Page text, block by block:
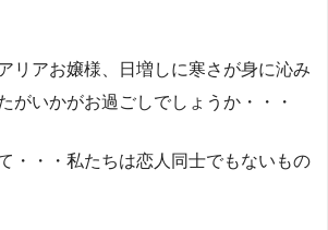
リアお嬢様、日増しに寒さが身に沁み
がいかがお過ごしでしょうか・・・
・・・私たちは恋人同士でもないもの